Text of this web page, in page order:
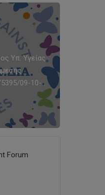
Υπ. Υγείας
09-10-
Forum